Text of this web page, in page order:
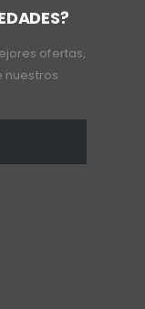
ofertas,
nuestros